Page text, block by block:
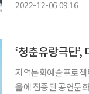
2022-12-06 09:16
‘청춘유랑극단
지역문화예술프로젝트 ‘
울에 집중된 공연문